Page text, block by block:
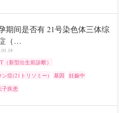
期间是否有 21号染色体三体综
（…
（新型出生前診断）
ン症(21トリソミー)
基因
妊娠中
子疾患